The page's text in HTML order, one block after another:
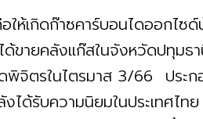
ให้เกิดก๊าซคาร์บอนไดออกไซ
ายคลังแก๊สในจังหวัดปทุมธา
จิตรในไตรมาส 3/66 ประก
ได้รับความนิยมในประเทศไ